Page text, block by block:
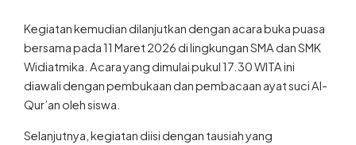
Kegiatan kemudian dilanjutkan dengan acara buka puasa
bersama pada 11 Maret 2026 di lingkungan SMA dan SMK
Widiatmika. Acara yang dimulai pukul 17.30 WITA ini
diawali dengan pembukaan dan pembacaan ayat suci Al-
Qur’an oleh siswa.
Selanjutnya, kegiatan diisi dengan tausiah yang